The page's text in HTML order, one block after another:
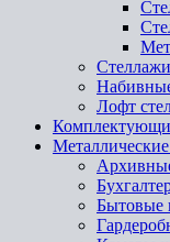
Лофт
Бытовые